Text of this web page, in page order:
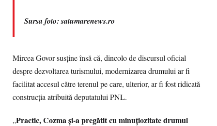
Sursa foto: satumarenews.ro
Mircea Govor susține însă că, dincolo de discursul oficial
despre dezvoltarea turismului, modernizarea drumului ar fi
facilitat accesul către terenul pe care, ulterior, ar fi fost ridicată
construcția atribuită deputatului PNL.
„Practic, Cozma și-a pregătit cu minuțiozitate drumul